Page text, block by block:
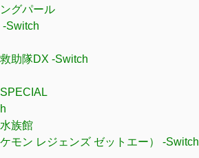
グパール
-Switch
助隊DX -Switch
族館
モン レジェンズ ゼットエー） -Switch